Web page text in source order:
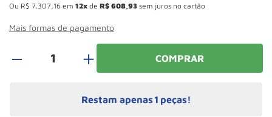
Ou R$ 7.307 16 em 12 de R$ 608 93 sem juros no cartão
Mais formas de pagamento
＋ COMPRAR
Restam apenas 1 peças!
10º Paleteira